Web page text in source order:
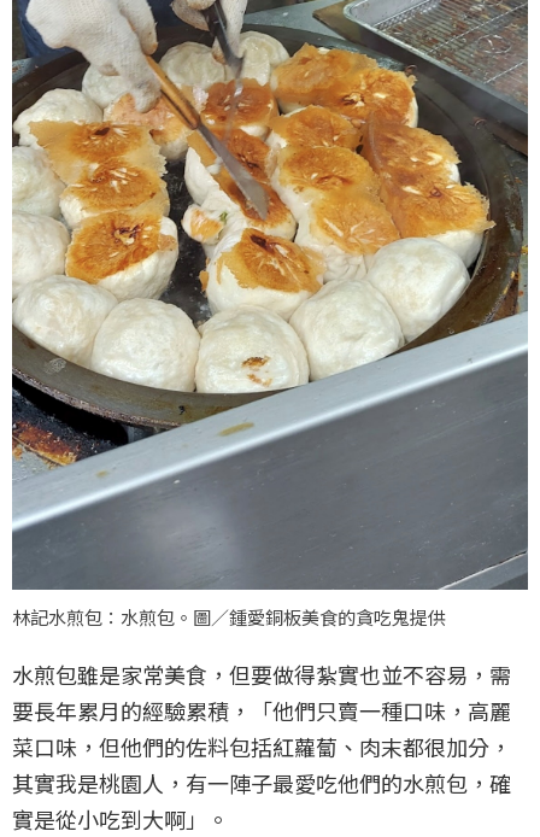
林記水煎包：水煎包。圖／鍾愛銅板美食的貪吃鬼提供
水煎包雖是家常美食，但要做得紮實也並不容易，需
要長年累月的經驗累積，「他們只賣一種口味，高麗
菜口味，但他們的佐料包括紅蘿蔔、肉末都很加分，
其實我是桃園人，有一陣子最愛吃他們的水煎包，確
實是從小吃到大啊」。